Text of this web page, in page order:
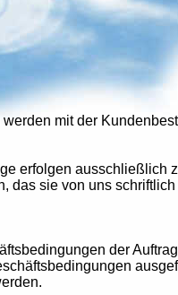
mit der
erfolgen
das sie von uns
der